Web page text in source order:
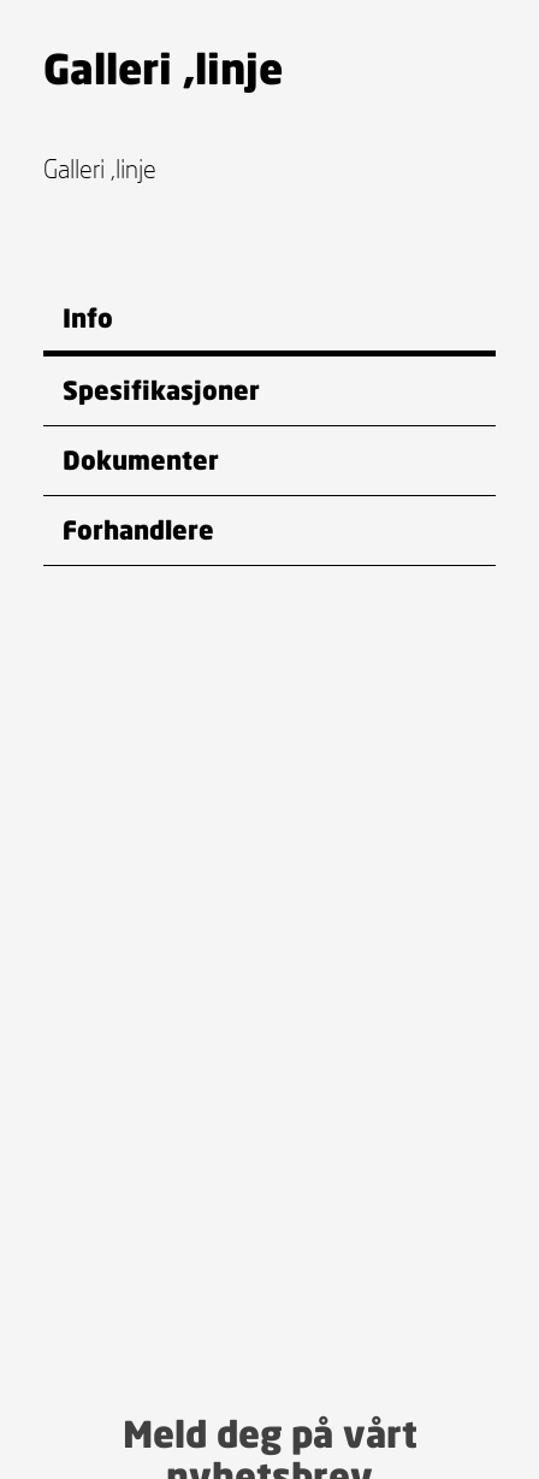
Galleri ,linje
Galleri ,linje
Info
Spesifikasjoner
Dokumenter
Forhandlere
Meld deg på vårt